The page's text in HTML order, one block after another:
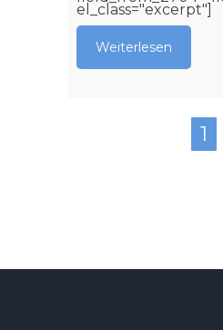
el_class="excerpt"]
Weiterlesen
1